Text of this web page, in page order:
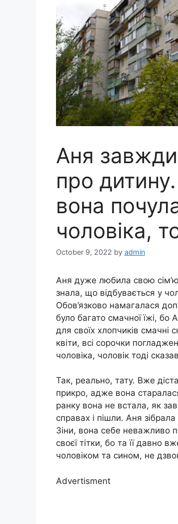
Аня
про
вона
чоловіка,
October 9, 2022 by admin
Аня дуже любила свою
знала, що відбувається у
Обов’язково намагалася
було багато смачної їжі,
для своїх хлопчиків смачні
квіти, всі сорочки
чоловіка, чоловік тоді
Так, реально, тату. Вже
прикро, адже вона
ранку вона не встала, як
справах і пішли. Аня
Зіни, вона себе неважливо
своєї тітки, бо та її давно
чоловіком та сином, не
Advertisment